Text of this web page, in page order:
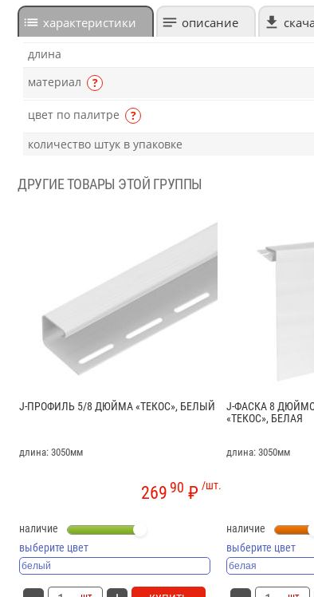
характеристики описание
длина
материал
?
цвет по палитре ?
количество штук в упаковке
ДРУГИЕ ТОВАРЫ ЭТОЙ ГРУППЫ
J-ПРОФИЛЬ 5/8 ДЮЙМА «ТЕКОС», БЕЛЫЙ
длина: 3050мм
/шт.
269 90 ₽
наличие
выберите цвет
J-ФАСКА 8
«ТЕКОС», БЕЛАЯ
длина: 3050мм
наличие
выберите цвет